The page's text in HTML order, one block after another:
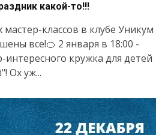
какой-то!!!
классов в клубе Уникум
все!🍊 2 января в 18:00 -
кружка для детей
7-12 лет "Crazy מדעים"! Ох уж...